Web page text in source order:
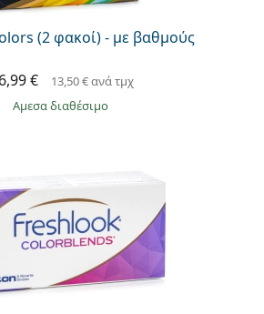
(2 φακοί) - με βαθμούς
€ 13,50 €ανά τμχ
άμεσα διαθέσιμο